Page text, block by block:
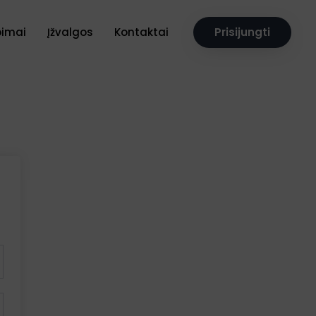
Įžvalgos Kontaktai Prisijungti